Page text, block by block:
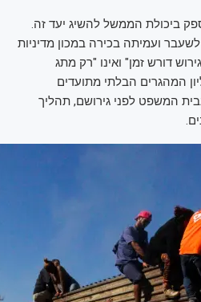
ביכולת הממשל להשיג יעד זה.
ועמיתה בכירה במכון מדיניות
דורש זמן" ואינו "רק מתג
להפעיל". רוב 11 מיליון המהגרים הבלתי מתועדים
המשפט לפני גירושם, תהליך